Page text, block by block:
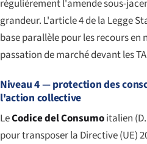
régulièrement l'amende sous-
grandeur. L'article 4 de la Legge
base parallèle pour les recours en
passation de marché devant les
Niveau 4 — protection des
l'action collective
LeCodice del Consumoitalien
pour transposer la Directive (UE)